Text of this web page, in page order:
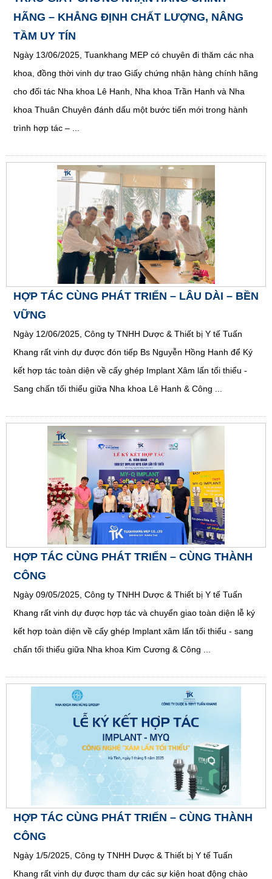
HÃNG – KHẲNG ĐỊNH CHẤT LƯỢNG, NÂNG
TẦM UY TÍN
Ngày 13/06/2025, Tuankhang MEP có chuyên đi thăm các nha
khoa, đồng thời vinh dự trao Giấy chứng nhận hàng chính hãng
cho đối tác Nha khoa Lê Hanh, Nha khoa Trần Hanh và Nha
khoa Thuân Chuyên đánh dấu một bước tiến mới trong hành
trình hợp tác – ...
HỢP TÁC CÙNG PHÁT TRIỂN – LÂU DÀI – BỀN
VỮNG
Ngày 12/06/2025, Công ty TNHH Dược & Thiết bị Y tế Tuấn
Khang rất vinh dự được đón tiếp Bs Nguyễn Hồng Hanh để Ký
kết hợp tác toàn diện về cấy ghép Implant Xâm lấn tối thiểu -
Sang chấn tối thiểu giữa Nha khoa Lê Hanh & Công ...
HỢP TÁC CÙNG PHÁT TRIỂN – CÙNG THÀNH
CÔNG
Ngày 09/05/2025, Công ty TNHH Dược & Thiết bị Y tế Tuấn
Khang rất vinh dự được hợp tác và chuyển giao toàn diện lễ ký
kết hợp toàn diện về cấy ghép Implant xâm lấn tối thiểu - sang
chấn tối thiểu giữa Nha khoa Kim Cương & Công ...
HỢP TÁC CÙNG PHÁT TRIỂN – CÙNG THÀNH
CÔNG
Ngày 1/5/2025, Công ty TNHH Dược & Thiết bị Y tế Tuấn
Khang rất vinh dự được tham dự các sự kiện hoat động chào